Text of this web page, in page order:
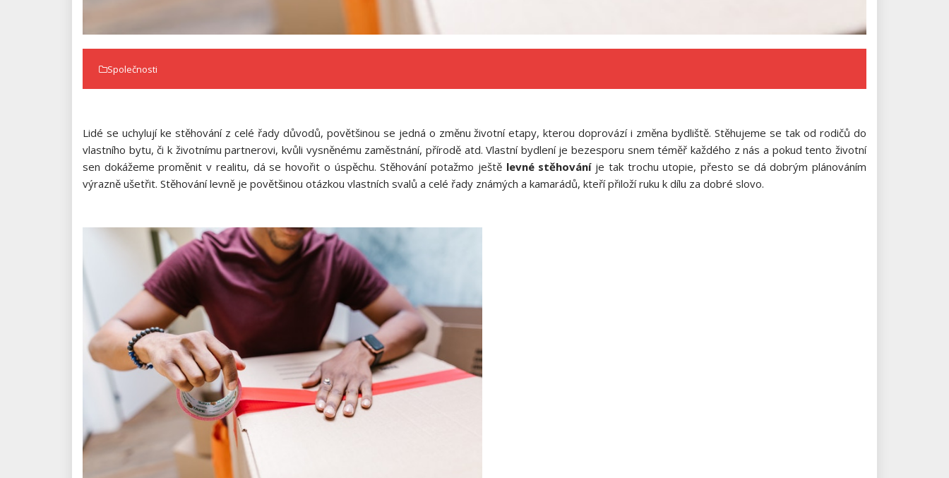
Společnosti
Lidé se uchylují ke stěhování z celé řady důvodů, povětšinou se jedná o změnu životní etapy, kterou doprovází i změna bydliště. Stěhujeme se tak od rodičů do
vlastního bytu, či k životnímu partnerovi, kvůli vysněnému zaměstnání, přírodě atd. Vlastní bydlení je bezesporu snem téměř každého z nás a pokud tento životní
sen dokážeme proměnit v realitu, dá se hovořit o úspěchu. Stěhování potažmo ještě levné stěhováníje tak trochu utopie, přesto se dá dobrým plánováním
výrazně ušetřit. Stěhování levně je povětšinou otázkou vlastních svalů a celé řady známých a kamarádů, kteří přiloží ruku k dílu za dobré slovo.